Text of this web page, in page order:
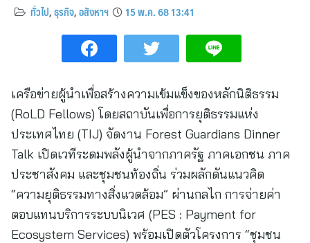
ทั่วไป,ธุรกิจ,อสังหาฯ 15 พ.ค. 68 13:41
เครือข่ายผู้นำเพื่อสร้างความเข้มแข็งของหลักนิติธรรม
(RoLD Fellows) โดยสถาบันเพื่อการยุติธรรมแห่ง
ประเทศไทย (TIJ) จัดงาน Forest Guardians Dinner
Talk เปิดเวทีระดมพลังผู้นำจากภาครัฐ ภาคเอกชน ภาค
ประชาสังคม และชุมชนท้องถิ่น ร่วมผลักดันแนวคิด
“ความยุติธรรมทางสิ่งแวดล้อม” ผ่านกลไก การจ่ายค่า
ตอบแทนบริการระบบนิเวศ (PES : Payment for
Ecosystem Services) พร้อมเปิดตัวโครงการ “ชุมชน